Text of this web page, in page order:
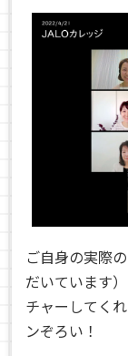
ご自身の実際
だいています
チャーしてく
ンぞろい！